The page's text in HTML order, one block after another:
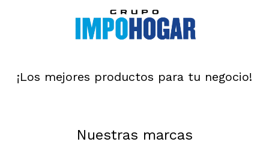
¡Los mejores productos para tu negocio!
Nuestras marcas